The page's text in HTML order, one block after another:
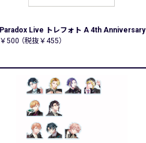
Paradox Live トレフォト A 4th Anniversary
￥500 （税抜￥455）